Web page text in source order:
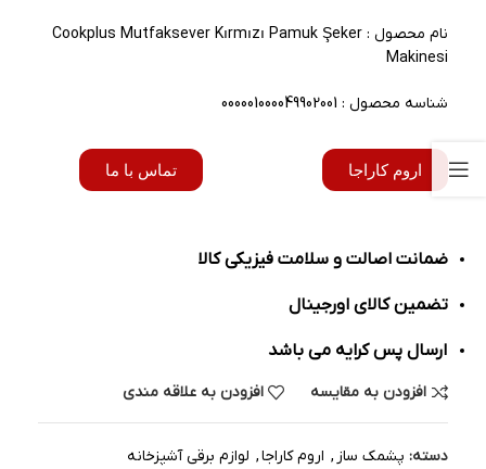
نام محصول : Cookplus Mutfaksever Kırmızı Pamuk Şeker
Makinesi
شناسه محصول : 000001000049902001
اروم کاراجا تماس با ما
ضمانت اصالت و سلامت فیزیکی کالا
تضمین کالای اورجینال
ارسال پس کرایه می باشد
افزودن به مقایسه افزودن به علاقه مندی
دسته: پشمک ساز , اروم کاراجا, لوازم برقی آشپزخانه